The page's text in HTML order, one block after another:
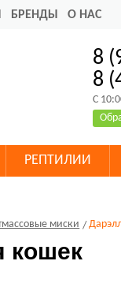
БРЕНДЫ О НАС
8
8
C
РЕПТИЛИИ
миски
кошек